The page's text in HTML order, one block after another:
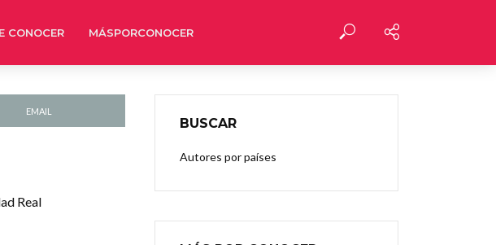
CONOCER MÁSPORCONOCER
EMAIL
Real
BUSCAR
Autores por países